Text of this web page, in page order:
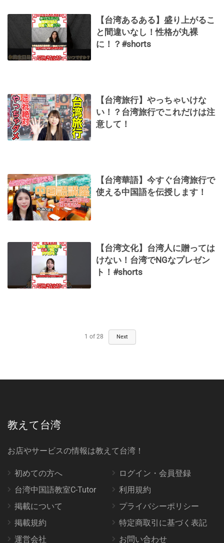
【台湾あるある】盛り上がるこ
と間違いなし！性格が丸裸
に！？#shorts
【台湾旅行】やっちゃいけな
い！？台湾旅行でこれだけは注
意して！
【台湾華語】今すぐ台湾旅行で
使える中国語を伝授します！
【台湾文化】台湾人に贈っては
けない！台湾でNGなプレゼン
ト！#shorts
1 of 28 Next
教えて台湾
お店やサービスの情報は教えて台湾！
初めての方へ
台湾中国語教室C-Tutor
掲載について
掲載規約
運営会社
ログイン・会員登録
利用規約
プライバシーポリシー
特定商取引に基づく表記
お問い合わせ